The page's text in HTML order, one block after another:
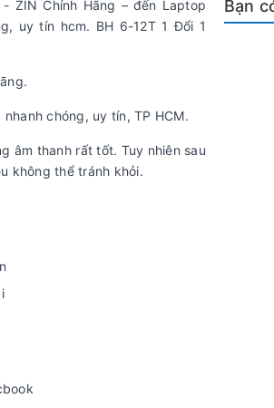
ZIN Chính Hãng – đến Laptop
uy tín hcm. BH 6-12T 1 Đổi 1
chóng, uy tín, TP HCM.
âm thanh rất tốt. Tuy nhiên sau
không thể tránh khỏi.
Bạn